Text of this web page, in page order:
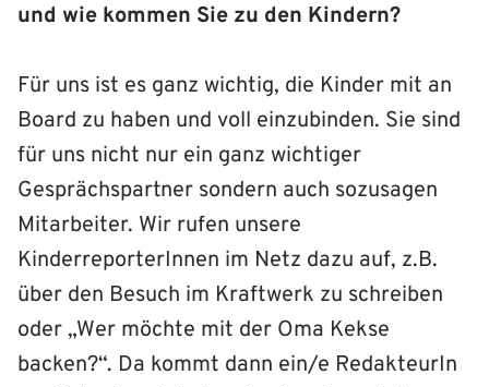
und wie kommen Sie zu den Kindern?
Für uns ist es ganz wichtig, die Kinder mit an
Board zu haben und voll einzubinden. Sie sind
für uns nicht nur ein ganz wichtiger
Gesprächspartner sondern auch sozusagen
Mitarbeiter. Wir rufen unsere
KinderreporterInnen im Netz dazu auf, z.B.
über den Besuch im Kraftwerk zu schreiben
oder „Wer möchte mit der Oma Kekse
backen?“. Da kommt dann ein/e RedakteurIn